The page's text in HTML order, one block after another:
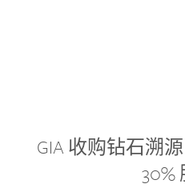
GIA 收购钻石溯
30%